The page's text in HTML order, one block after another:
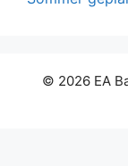
© 2026 EA